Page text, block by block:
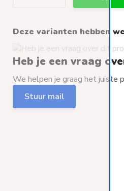
Deze varianten hebben
Heb je een vraag
We helpen je graag het juiste
Stuur mail